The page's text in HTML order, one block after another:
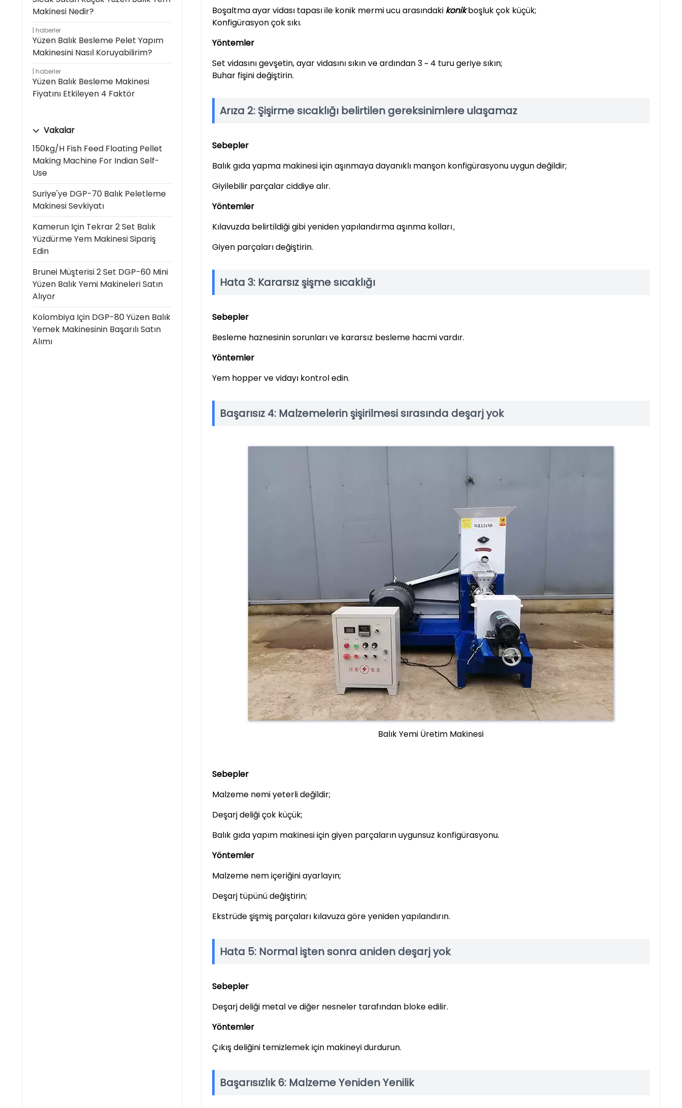
Makinesi Nedir?
haberler
Yüzen Balık Besleme Pelet Yapım
Makinesini Nasıl Koruyabilirim?
haberler
Yüzen Balık Besleme Makinesi
Fiyatını Etkileyen 4 Faktör
Vakalar
150kg/h Fish Feed Floating Pellet
Making Machine For Indian Self-
Use
Suriye'ye DGP-70 Balık Peletleme
Makinesi Sevkiyatı
Kamerun Için Tekrar 2 Set Balık
Yüzdürme Yem Makinesi Sipariş
Edin
Brunei Müşterisi 2 Set DGP-60 Mini
Yüzen Balık Yemi Makineleri Satın
Alıyor
Kolombiya Için DGP-80 Yüzen Balık
Yemek Makinesinin Başarılı Satın
Alımı
Boşaltma ayar vidası tapası ile konik mermi ucu arasındaki konikboşluk çok küçük;
Konfigürasyon çok sıkı.
Yöntemler
Set vidasını gevşetin, ayar vidasını sıkın ve ardından 3 ~ 4 turu geriye sıkın;
Buhar fişini değiştirin.
Arıza 2: Şişirme sıcaklığı belirtilen gereksinimlere ulaşamaz
Sebepler
Balık gıda yapma makinesi için aşınmaya dayanıklı manşon konfigürasyonu uygun değildir;
Giyilebilir parçalar ciddiye alır.
Yöntemler
Kılavuzda belirtildiği gibi yeniden yapılandırma aşınma kolları。
Giyen parçaları değiştirin.
Hata 3: Kararsız şişme sıcaklığı
Sebepler
Besleme haznesinin sorunları ve kararsız besleme hacmi vardır.
Yöntemler
Yem hopper ve vidayı kontrol edin.
Başarısız 4: Malzemelerin şişirilmesi sırasında deşarj yok
Balık Yemi Üretim Makinesi
Sebepler
Malzeme nemi yeterli değildir;
Deşarj deliği çok küçük;
Balık gıda yapım makinesi için giyen parçaların uygunsuz konfigürasyonu.
Yöntemler
Malzeme nem içeriğini ayarlayın;
Deşarj tüpünü değiştirin;
Ekstrüde şişmiş parçaları kılavuza göre yeniden yapılandırın.
Hata 5: Normal işten sonra aniden deşarj yok
Sebepler
Deşarj deliği metal ve diğer nesneler tarafından bloke edilir.
Yöntemler
Çıkış deliğini temizlemek için makineyi durdurun.
Başarısızlık 6: Malzeme Yeniden Yenilik